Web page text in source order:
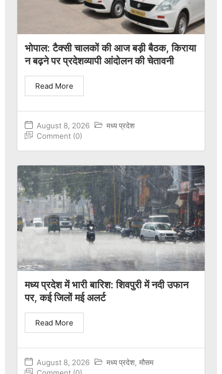
भोपाल: टैक्सी चालकों की आज बड़ी बैठक, किराया
न बढ़ने पर प्रदेशव्यापी आंदोलन की चेतावनी
August 8, 2026
मध्य प्रदेश
Comment (0)
Read More
मध्य प्रदेश में भारी बारिश: शिवपुरी में नदी उफान
पर, कई जिलों मई अलर्ट
August 8, 2026 मध्य प्रदेश, मौसम
Read More